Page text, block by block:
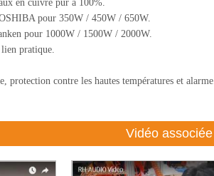
en cuivre pur à 100%.
pour 350W / 450W / 650W.
pour 1000W / 1500W / 2000W.
pratique.
contre les hautes températures et
Vidéo associée